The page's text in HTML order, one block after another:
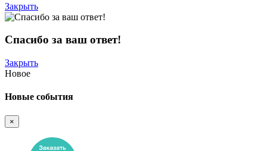
Закрыть
Спасибо за ваш ответ!
Закрыть
Новое
Новые события
×